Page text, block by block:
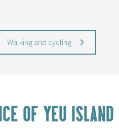
Walking and cycling
OF YEU ISLAND